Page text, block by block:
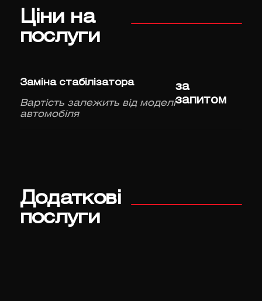
Ціни на
послуги
Заміна стабілізатора
Вартість залежить від моделі
автомобіля
за
запитом
Додаткові
послуги